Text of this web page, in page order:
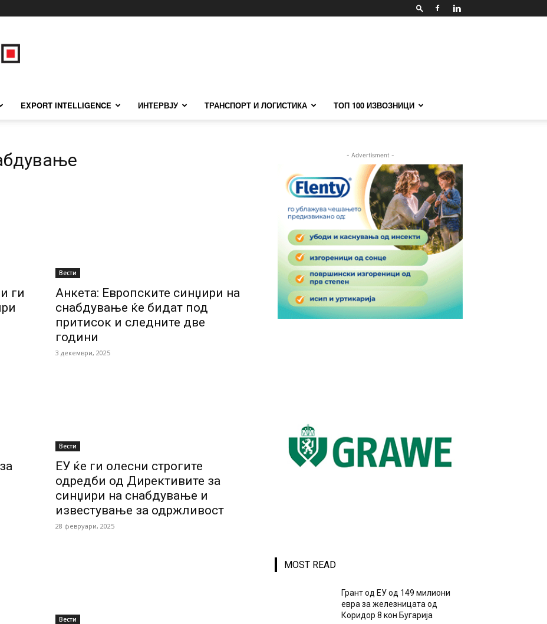
EXPORT INTELLIGENCE ИНТЕРВЈУ ТРАНСПОРТ И ЛОГИСТИКА ТОП 100 ИЗВОЗНИЦИ
ги
Вести
Анкета: Европските синџири на
снабдување ќе бидат под
притисок и следните две
години
3 декември, 2025
Вести
ЕУ ќе ги олесни строгите
одредби од Директивите за
синџири на снабдување и
известување за одржливост
28 февруари, 2025
Вести
- Advertisment -
MOST READ
Грант од ЕУ од 149 милиони
евра за железницата од
Коридор 8 кон Бугарија